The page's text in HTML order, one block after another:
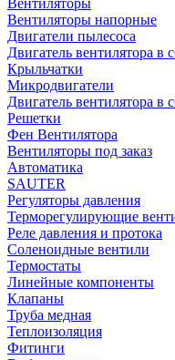
Вентиляторы
Вентиляторы напорные
Двигатели пылесоса
Двигатель вентилятора в
Крыльчатки
Микродвигатели
Двигатель вентилятора в
Решетки
Фен Вентилятора
Вентиляторы под заказ
Автоматика
SAUTER
Регуляторы давления
Терморегулирующие
Реле давления и протока
Соленоидные вентили
Термостаты
Линейные компоненты
Клапаны
Труба медная
Теплоизоляция
Фитинги